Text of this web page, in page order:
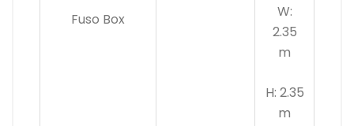
Fuso Box
W:
2.35
m
H: 2.35
m